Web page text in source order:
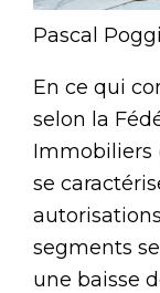
Pascal
En ce qui
selon la
Immobiliers
se
segments
une baisse